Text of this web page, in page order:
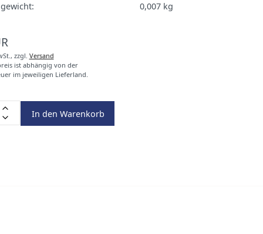
0,007 kg
zzgl. Versand
ist abhängig von der
im jeweiligen Lieferland.
In den Warenkorb